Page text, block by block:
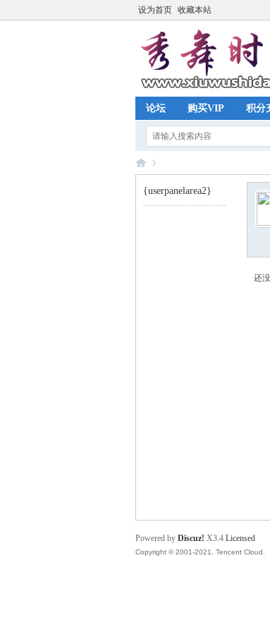
设为首页 收藏本站
论坛 购买VIP 积分
{userpanelarea2}
还
Powered by Discuz! X3.4 Licensed
Copyright © 2001-2021, Tencent Cloud.